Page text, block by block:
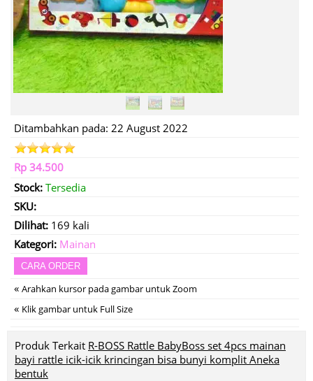
Ditambahkan pada: 22 August 2022
Rp 34.500
Stock: Tersedia
SKU:
Dilihat: 169 kali
Kategori: Mainan
CARA ORDER
« Arahkan kursor pada gambar untuk Zoom
« Klik gambar untuk Full Size
Produk Terkait R-BOSS Rattle BabyBoss set 4pcs mainan
bayi rattle icik-icik krincingan bisa bunyi komplit Aneka
bentuk